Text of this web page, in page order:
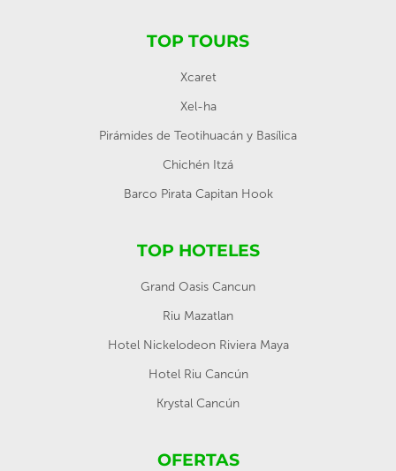
TOP TOURS
Xcaret
Xel-ha
Pirámides de Teotihuacán y Basílica
Chichén Itzá
Barco Pirata Capitan Hook
TOP HOTELES
Grand Oasis Cancun
Riu Mazatlan
Hotel Nickelodeon Riviera Maya
Hotel Riu Cancún
Krystal Cancún
OFERTAS